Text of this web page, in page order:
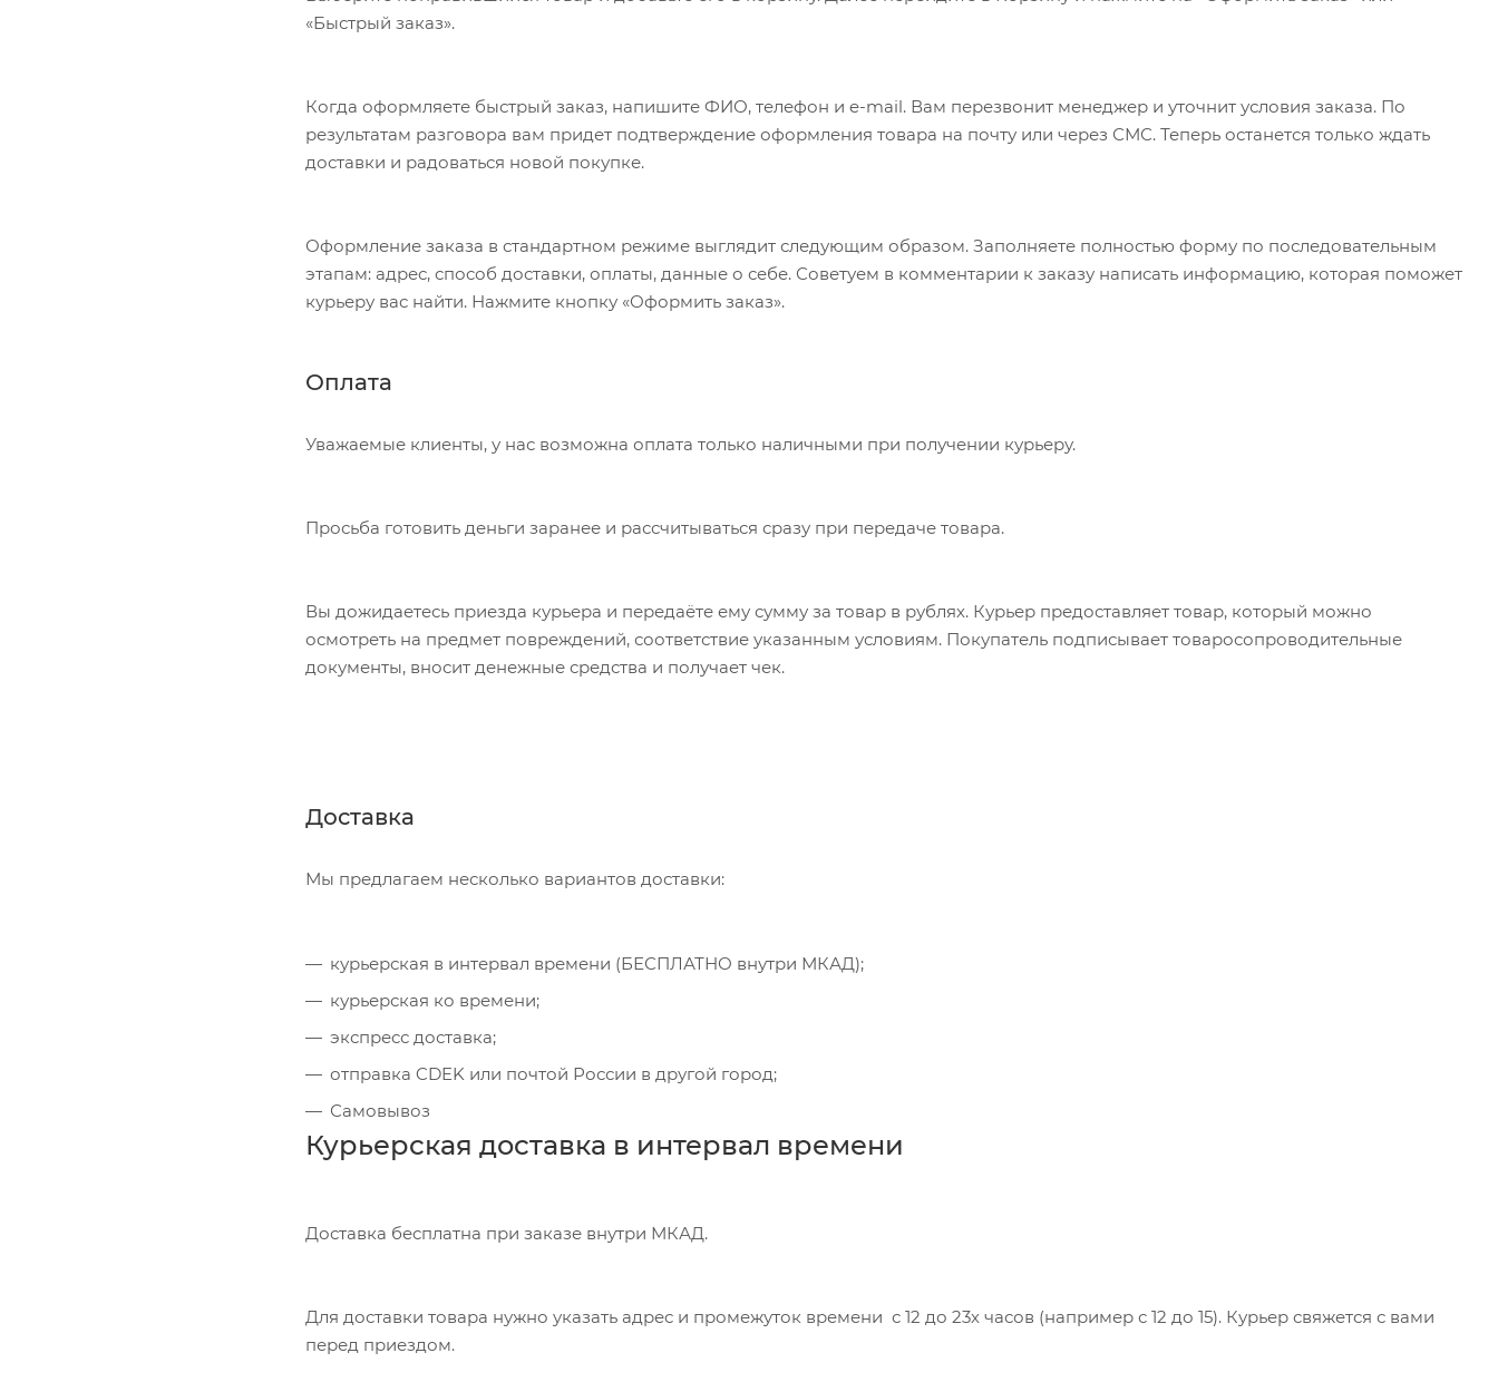
«Быстрый заказ».
Когда оформляете быстрый заказ, напишите ФИО, телефон и e-mail. Вам перезвонит менеджер и уточнит условия заказа. По
результатам разговора вам придет подтверждение оформления товара на почту или через СМС. Теперь останется только ждать
доставки и радоваться новой покупке.
Оформление заказа в стандартном режиме выглядит следующим образом. Заполняете полностью форму по последовательным
этапам: адрес, способ доставки, оплаты, данные о себе. Советуем в комментарии к заказу написать информацию, которая поможет
курьеру вас найти. Нажмите кнопку «Оформить заказ».
Оплата
Уважаемые клиенты, у нас возможна оплата только наличными при получении курьеру.
Просьба готовить деньги заранее и рассчитываться сразу при передаче товара.
Вы дожидаетесь приезда курьера и передаёте ему сумму за товар в рублях. Курьер предоставляет товар, который можно
осмотреть на предмет повреждений, соответствие указанным условиям. Покупатель подписывает товаросопроводительные
документы, вносит денежные средства и получает чек.
Доставка
Мы предлагаем несколько вариантов доставки:
курьерская в интервал времени (БЕСПЛАТНО внутри МКАД);
курьерская ко времени;
экспресс доставка;
отправка CDEK или почтой России в другой город;
Самовывоз
Курьерская доставка в интервал времени
Доставка бесплатна при заказе внутри МКАД.
Для доставки товара нужно указать адрес и промежуток времени с 12 до 23х часов (например с 12 до 15). Курьер свяжется с вами
перед приездом.